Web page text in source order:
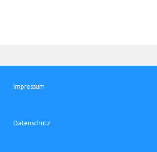
Impressum
Datenschutz